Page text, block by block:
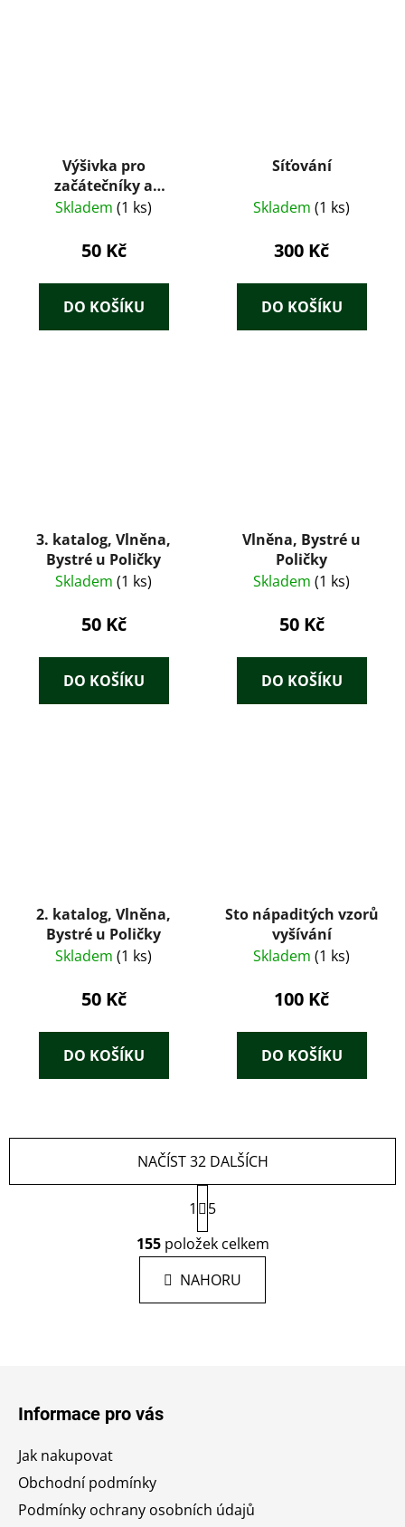
Výšivka pro
začátečníky a
pokročilé
Skladem (1 ks)
50 Kč
DO KOŠÍKU
Síťování
Skladem (1 ks)
300 Kč
DO KOŠÍKU
3. katalog, Vlněna,
Bystré u Poličky
Skladem (1 ks)
50 Kč
DO KOŠÍKU
Vlněna, Bystré u
Poličky
Skladem (1 ks)
50 Kč
DO KOŠÍKU
2. katalog, Vlněna,
Bystré u Poličky
Skladem (1 ks)
50 Kč
DO KOŠÍKU
Sto nápaditých vzorů
vyšívání
Skladem (1 ks)
100 Kč
DO KOŠÍKU
O
v
l
á
d
ý
NAČÍST 32 DALŠÍCH
S
t
r
á
n
k
1
5
155položek celkem
NAHORU
Informace pro vás
Jak nakupovat
Obchodní podmínky
Podmínky ochrany osobních údajů